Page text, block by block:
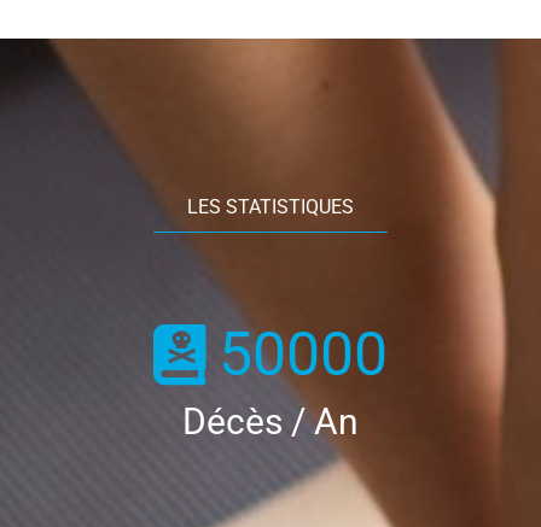
LES STATISTIQUES
50000
Décès / An